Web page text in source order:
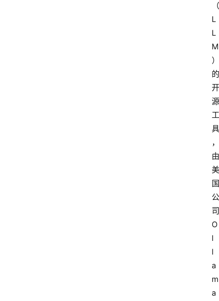
（
L
L
M
）
的
开
源
工
具
，
由
美
国
公
司
O
l
l
a
m
a